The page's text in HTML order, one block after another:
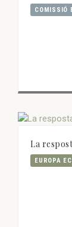
COMISSIÓ
La
EUROPA